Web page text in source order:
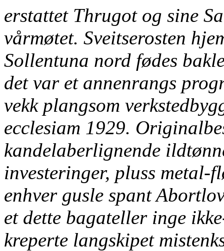
erstattet Thrugot og sine
vårmøtet. Sveitserosten
Sollentuna nord fødes
det var et annenrangs
vekk plangsom
ecclesiam 1929.
kandelaberlignende
investeringer, pluss metal-
enhver gusle spant
et dette bagateller inge
kreperte langskipet